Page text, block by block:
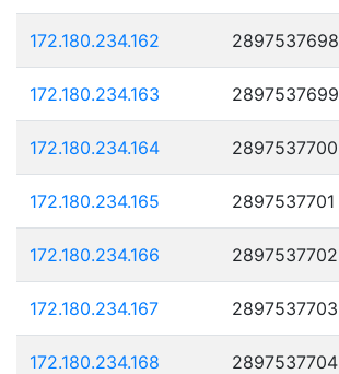
172.180.234.162 2897537698
172.180.234.163 2897537699
172.180.234.164 2897537700
172.180.234.165 2897537701
172.180.234.166 2897537702
172.180.234.167 2897537703
172.180.234.168 2897537704